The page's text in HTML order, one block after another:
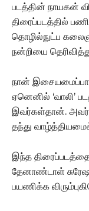
படத்தின் நாயகன்
திரைப்படத்தில்
தொழில்நுட்ப
நன்றியை
நான்
ஏனெனில் ‘வாலி’
இவர்கள்தான்.
தந்து
இந்த திரைப்படத்தை
தேனாண்டாள்
பயணிக்க